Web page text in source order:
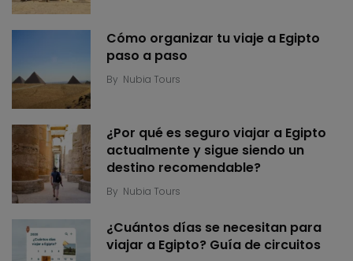
Cómo organizar tu viaje a Egipto
paso a paso
By Nubia Tours
¿Por qué es seguro viajar a Egipto
actualmente y sigue siendo un
destino recomendable?
By Nubia Tours
¿Cuántos días se necesitan para
viajar a Egipto? Guía de circuitos